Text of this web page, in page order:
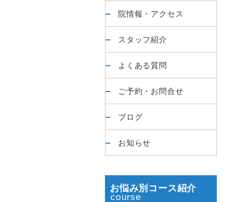
院情報・アクセス
スタッフ紹介
よくある質問
ご予約・お問合せ
ブログ
お知らせ
お悩み別コース紹介